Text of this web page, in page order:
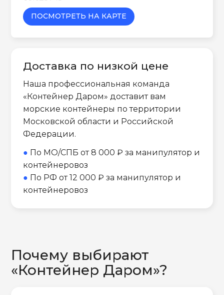
ПОСМОТРЕТЬ НА КАРТЕ
Доставка по низкой цене
Наша профессиональная команда
«Контейнер Даром» доставит вам
морские контейнеры по территории
Московской области и Российской
Федерации.
● По МО/СПБ от 8 000 ₽ за манипулятор и
контейнеровоз
● По РФ от 12 000 ₽ за манипулятор и
контейнеровоз
Почему выбирают
«Контейнер Даром»?